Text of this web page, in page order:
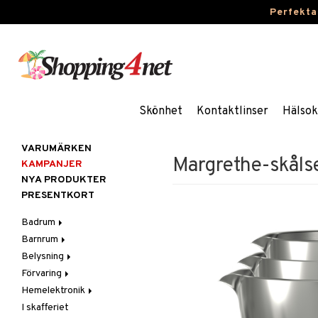
Skönhet Kontaktlinser
Margrethe-
VARUMÄRKEN
KAMPANJER
NYA PRODUKTER
PRESENTKORT
Badrum
Badrumsinredning
Badrumstextilier
Badrumstillbehör
Barnrum
Barnlampor
Barnmöbler
Barnrumsdekoration
Barnrumsförvaring
Belysning
Belysningstillbehör
Lampor
Bordslampor
LED-ljus
Förvaring
Hängare & krokar
Hyllor
Hemelektronik
Ljud
I skafferiet